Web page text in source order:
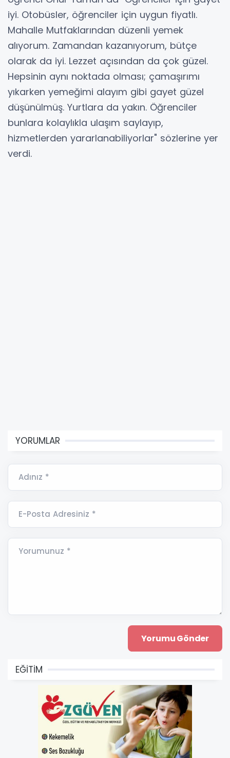
iyi. Otobüsler, öğrenciler için uygun fiyatlı.
Mahalle Mutfaklarından düzenli yemek
alıyorum. Zamandan kazanıyorum, bütçe
olarak da iyi. Lezzet açısından da çok güzel.
Hepsinin aynı noktada olması; çamaşırımı
yıkarken yemeğimi alayım gibi gayet güzel
düşünülmüş. Yurtlara da yakın. Öğrenciler
bunlara kolaylıkla ulaşım saylayıp,
hizmetlerden yararlanabiliyorlar" sözlerine yer
verdi.
YORUMLAR
Adınız *
E-Posta Adresiniz *
Yorumunuz *
EĞİTİM